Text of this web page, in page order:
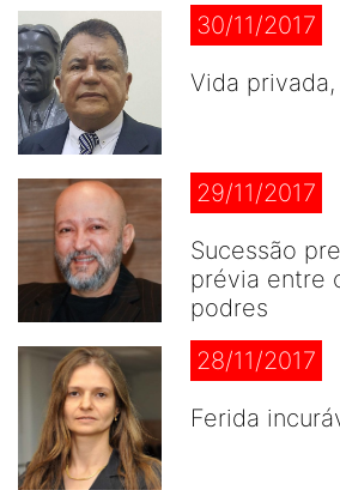
30/11/2017
Vida
29/11/2017
Sucessão
prévia entre
podres
28/11/2017
Ferida